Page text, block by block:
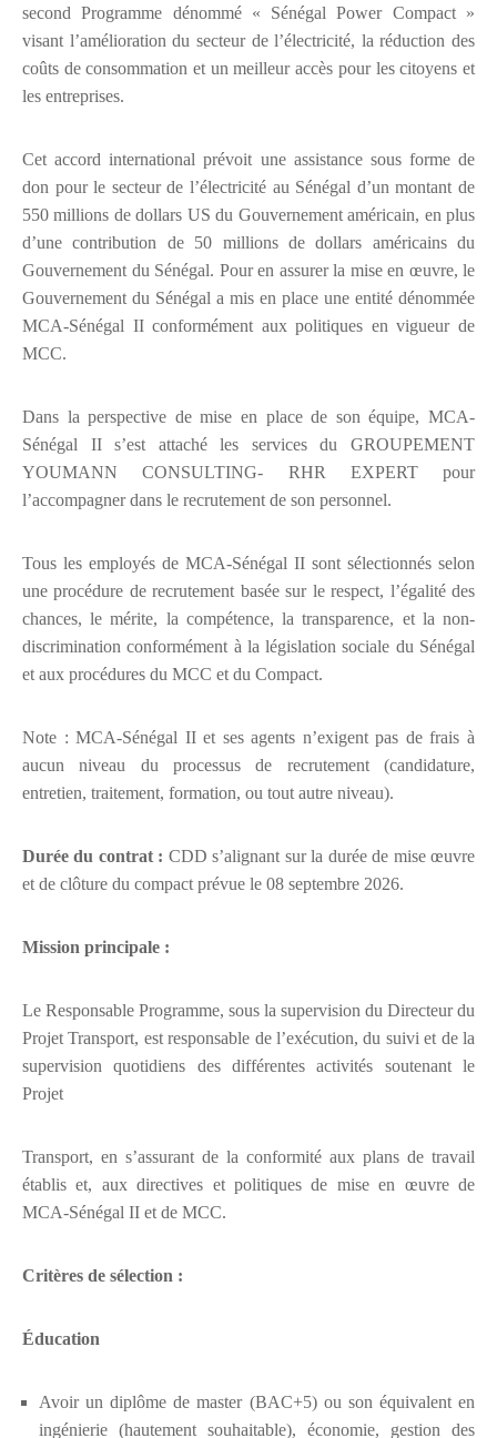
second Programme dénommé « Sénégal Power Compact »
visant l’amélioration du secteur de l’électricité, la réduction des
coûts de consommation et un meilleur accès pour les citoyens et
les entreprises.
Cet accord international prévoit une assistance sous forme de
don pour le secteur de l’électricité au Sénégal d’un montant de
550 millions de dollars US du Gouvernement américain, en plus
d’une contribution de 50 millions de dollars américains du
Gouvernement du Sénégal. Pour en assurer la mise en œuvre, le
Gouvernement du Sénégal a mis en place une entité dénommée
MCA-Sénégal II conformément aux politiques en vigueur de
MCC.
Dans la perspective de mise en place de son équipe, MCA-
Sénégal II s’est attaché les services du GROUPEMENT
YOUMANN CONSULTING- RHR EXPERT pour
l’accompagner dans le recrutement de son personnel.
Tous les employés de MCA-Sénégal II sont sélectionnés selon
une procédure de recrutement basée sur le respect, l’égalité des
chances, le mérite, la compétence, la transparence, et la non-
discrimination conformément à la législation sociale du Sénégal
et aux procédures du MCC et du Compact.
Note : MCA-Sénégal II et ses agents n’exigent pas de frais à
aucun niveau du processus de recrutement (candidature,
entretien, traitement, formation, ou tout autre niveau).
Durée du contrat : CDD s’alignant sur la durée de mise œuvre
et de clôture du compact prévue le 08 septembre 2026.
Mission principale :
Le Responsable Programme, sous la supervision du Directeur du
Projet Transport, est responsable de l’exécution, du suivi et de la
supervision quotidiens des différentes activités soutenant le
Projet
Transport, en s’assurant de la conformité aux plans de travail
établis et, aux directives et politiques de mise en œuvre de
MCA-Sénégal II et de MCC.
Critères de sélection :
Éducation
Avoir un diplôme de master (BAC+5) ou son équivalent en
ingénierie (hautement souhaitable), économie, gestion des